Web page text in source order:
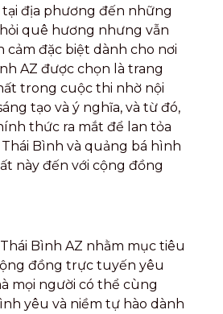
tại địa phương đến những
quê hương nhưng vẫn
đặc biệt dành cho nơi
AZ được chọn là trang
trong cuộc thi nhờ nội
tạo và ý nghĩa, và từ đó,
thức ra mắt để lan tỏa
Bình và quảng bá hình
này đến với cộng đồng
Bình AZ nhằm mục tiêu
đồng trực tuyến yêu
mọi người có thể cùng
yêu và niềm tự hào dành